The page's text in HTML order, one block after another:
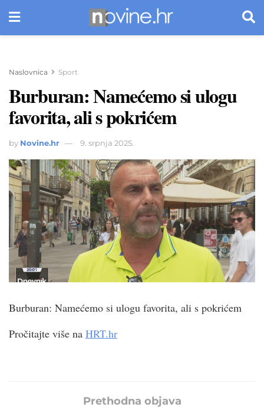
Naslovnica Sport
Burburan: Namećemo si ulogu
favorita, ali s pokrićem
by Novine.hr 9. srpnja 2025.
Burburan: Namećemo si ulogu favorita, ali s pokrićem
Pročitajte više na HRT.hr
Prethodna objava